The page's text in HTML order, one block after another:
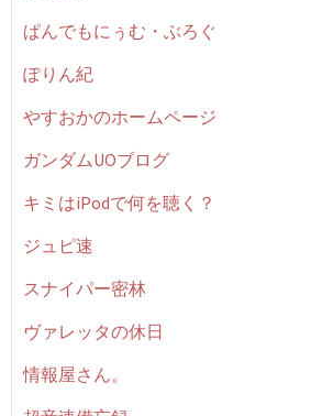
ぱんでもにぅむ・ぶろぐ
ぽりん紀
やすおかのホームページ
ガンダムUOブログ
キミはiPodで何を聴く？
ジュピ速
スナイパー密林
ヴァレッタの休日
情報屋さん。